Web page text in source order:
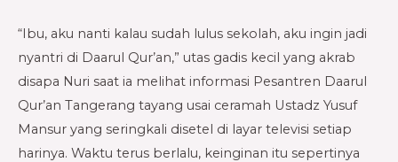
“Ibu, aku nanti kalau sudah lulus sekolah, aku ingin jadi
nyantri di Daarul Qur’an,” utas gadis kecil yang akrab
disapa Nuri saat ia melihat informasi Pesantren Daarul
Qur’an Tangerang tayang usai ceramah Ustadz Yusuf
Mansur yang seringkali disetel di layar televisi setiap
harinya. Waktu terus berlalu, keinginan itu sepertinya